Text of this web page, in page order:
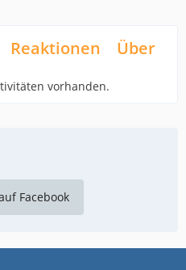
Reaktionen Über
vorhanden.
Facebook